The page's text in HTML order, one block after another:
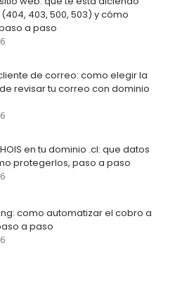
403, 500, 503) y cómo
a paso
de correo: como elegir la
revisar tu correo con dominio
en tu dominio .cl: que datos
protegerlos, paso a paso
como automatizar el cobro a
a paso